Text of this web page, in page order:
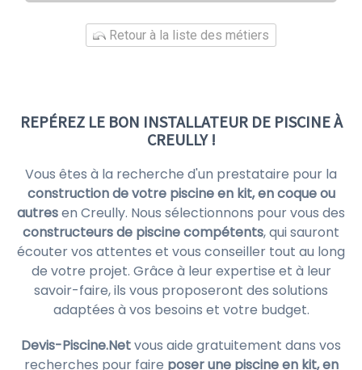
Retour à la liste des métiers
REPÉREZ LE BON INSTALLATEUR DE PISCINE À
CREULLY !
Vous êtes à la recherche d'un prestataire pour la
construction de votre piscine en kit, en coque ou
autresen Creully. Nous sélectionnons pour vous des
constructeurs de piscine compétents, qui sauront
écouter vos attentes et vous conseiller tout au long
de votre projet. Grâce à leur expertise et à leur
savoir-faire, ils vous proposeront des solutions
adaptées à vos besoins et votre budget.
Devis-Piscine.Netvous aide gratuitement dans vos
recherches pour faire poser une piscine en kit, en